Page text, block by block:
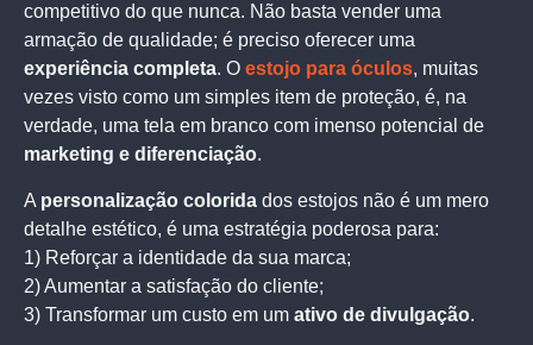
competitivo do que nunca. Não basta vender uma
armação de qualidade; é preciso oferecer uma
experiência completa. O estojo para óculos, muitas
vezes visto como um simples item de proteção, é, na
verdade, uma tela em branco com imenso potencial de
marketing e diferenciação.
A personalização colorida dos estojos não é um mero
detalhe estético, é uma estratégia poderosa para:
1) Reforçar a identidade da sua marca;
2) Aumentar a satisfação do cliente;
3) Transformar um custo em um ativo de divulgação.